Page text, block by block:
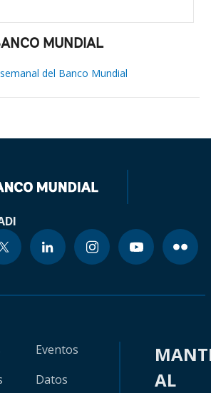
MUNDIAL
del Banco Mundial
Eventos
Datos
AL